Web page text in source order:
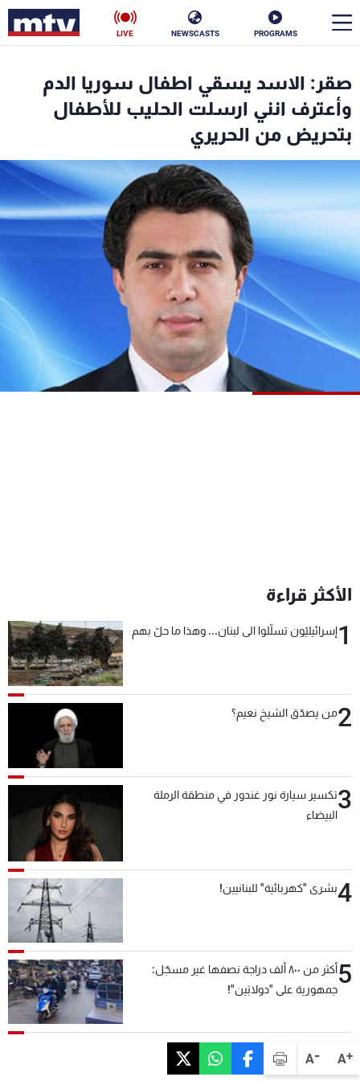
PROGRAMS
NEWSCASTS
LIVE
A+
A-
صقر: الاسد يسقي اطفال سوريا الدم
وأعترف انني ارسلت الحليب للأطفال
بتحريض من الحريري
الأكثر قراءة
1إسرائيليّون تسلّلوا الى لبنان... وهذا ما حلّ بهم
2من يصدّق الشيخ نعيم؟
3تكسير سيارة نور غندور في منطقة الرملة
البيضاء
4بشرى "كهربائية" للبنانيين!
5
أكثر من ٨٠٠ ألف دراجة نصفها غير مسجّل:
جمهورية على "دولابَين"!
الأخبار
سياسة
إقتصاد فن
رياضة
كأس العالم
البرامج
جدول البرامج
شاهد البرامج
الترددات